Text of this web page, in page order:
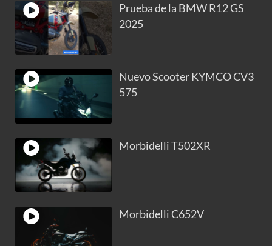
Prueba de la BMW R12 GS
2025
Nuevo Scooter KYMCO CV3
575
Morbidelli T502XR
Morbidelli C652V